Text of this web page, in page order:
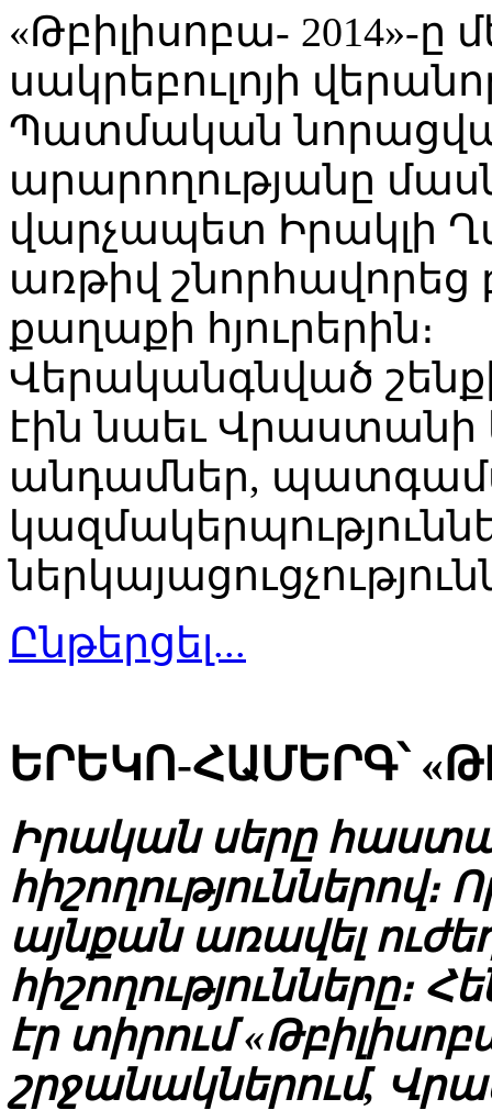
«Թբիլիսոբա- 2014»-ը
սակրեբուլոյի
Պատմական
արարողությանը
վարչապետ Իրակլի
առթիվ շնորհավորեց
քաղաքի հյուրերին։
Վերականգնված
էին նաեւ
անդամներ,
Ընթերցել...
ԵՐԵԿՈ-ՀԱՄԵՐԳ՝
Իրական սերը
հիշողություններով։
այնքան առավել
հիշողությունները։
էր տիրում
շրջանակներում,